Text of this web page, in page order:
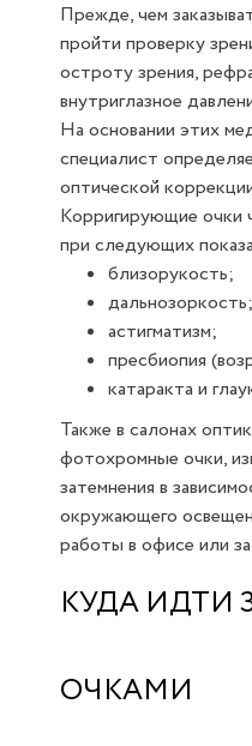
Прежде, чем
пройти проверку
остроту зрения,
внутриглазное
На основании этих
специалист
оптической
Корригирующие очки
при следующих
близорукость;
дальнозоркость;
астигматизм;
пресбиопия
катаракта и
Также в салонах
фотохромные очки,
затемнения в
окружающего
работы в офисе или
КУДА
ОЧКАМИ